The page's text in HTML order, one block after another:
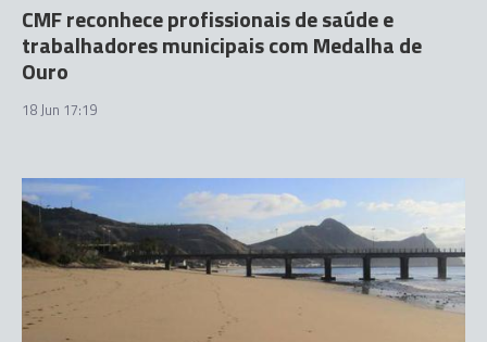
CMF reconhece profissionais de saúde e
trabalhadores municipais com Medalha de
Ouro
18 Jun 17:19